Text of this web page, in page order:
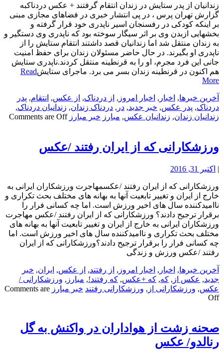
زندانیان از پدر ستایش در زندان انتقام گرفتند + عکس دردناکبه
گزارش تهران پرس ، در پی انتشار خبری در فضاهای مجازی مبنی
بر اینکه کودکی در رفسنجان اسیر ناپدری خود قرار گرفته و
بخشهایی ازبدن وی بر اثر سیگار سوخته بود که ناپدری وی دستگیر و
به زندان منتقل شد اما زندانیان قصد داشتند انتقام ستایش را از
ناپدری او بگیرند. در حال حاضر مسئولان زندان برای حفظ امنیت
جانی این فرد مجرم، او را به قرنطینه منتقل کردند.ناپدری ستایش
هم اکنون در قرنطینه زندان بسر می برد. ماجرای ستایشRead
More
آخرین خبرها, اخبار , اخبار امروز , از دردناک, از عکس, انتقام, پدر
دردناک, پدر عکس, خبر جدید, در , دردناک زندان, زندانیان دردناک,
زندانیان زندان, زندانیان عکس, مبارز خبر مبارز Comments are Off
ورزشکارانی که از ایران رفتند /عکس
| اکتبر 31, 2016
ورزشکارانی که از ایران رفتند /عکسمهاجرت ورزشکاران ایرانی به
خارج از ایران و تغییر تابعیت آنها به بهانه های مختلف بحث تکراری و
ناامیدکننده سال های اخیر ورزش است. اما چه کسانی فرار را
برقرار ترجیح دادند؟ ورزشکارانی که از ایران رفتند /عکس مهاجرت
ورزشکاران ایرانی به خارج از ایران و تغییر تابعیت آنها به بهانه های
مختلف بحث تکراری و ناامیدکننده سال های اخیر ورزش است. اما
چه کسانی فرار را برقرار ترجیح دادند؟ورزشکارانی که از ایران
رفتند /عکس ورزش و زندگی
آخرین خبرها, اخبار , اخبار امروز , از رفتند, از عکس, ایران, خبر
جدید, عکس از , که, که +عکس, که رفتند!, مبارز , ورزشکارانی /
عکس, ورزشکارانی از , ورزشکارانی رفتند خبر مبارز Comments are
Off
صحنه زشت از هواداران در واکنش به گل
رنالدو/ عکس